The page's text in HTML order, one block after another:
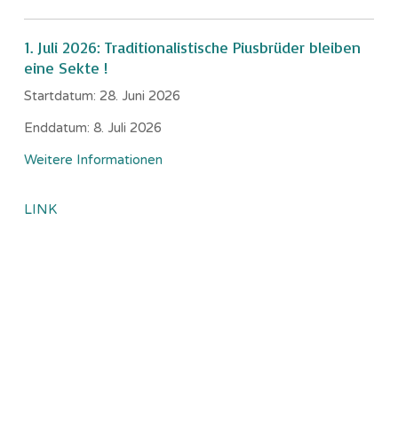
1. Juli 2026: Traditionalistische Piusbrüder bleiben
eine Sekte !
Startdatum: 28. Juni 2026
Enddatum: 8. Juli 2026
Weitere Informationen
LINK